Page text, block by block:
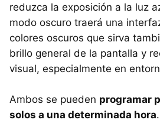
reduzca la exposición a la luz
modo oscuro traerá una
colores oscuros que sirva
brillo general de la pantalla y
visual, especialmente en
Ambos se pueden programar
solos a una determinada hora